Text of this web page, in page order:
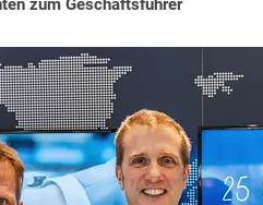
zum Geschäftsführer